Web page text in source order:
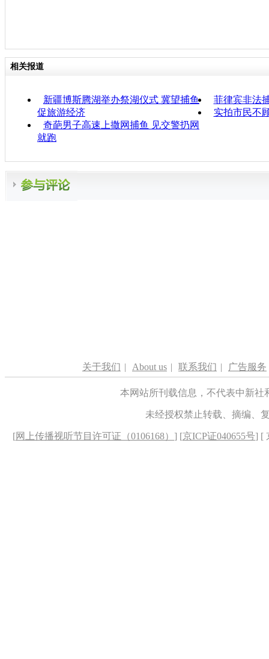
相关报道
新疆博斯腾湖举办祭湖仪式 冀望捕鱼
促旅游经济
菲律宾非法
实拍市民不
奇葩男子高速上撒网捕鱼 见交警扔网
就跑
关于我们 | About us | 联系我们 | 广告服务
本网站所刊载信息，不代表中新
未经授权禁止转载、摘编、
[网上传播视听节目许可证（0106168） ] [京ICP证040655号] [